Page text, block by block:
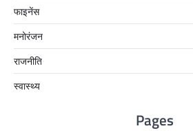
फाइनेंस
मनोरंजन
राजनीति
स्वास्थ्य
Pages